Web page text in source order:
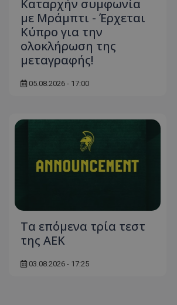
Καταρχήν συμφωνία
με Μράμπτι - Έρχεται
Κύπρο για την
ολοκλήρωση της
μεταγραφής!
05.08.2026 - 17:00
Τα επόμενα τρία τεστ
της ΑΕΚ
03.08.2026 - 17:25